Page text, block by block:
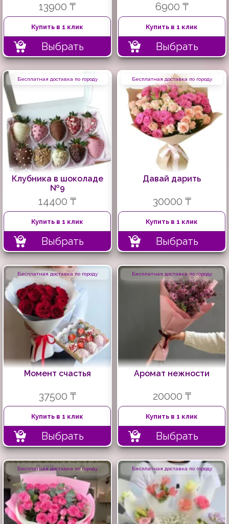
13900 ₸
Купить в 1 клик
Выбрать
6900 ₸
Купить в 1 клик
Выбрать
Бесплатная доставка по городу
Клубника в шоколаде
№9
14400 ₸
Купить в 1 клик
Выбрать
Бесплатная доставка по городу
Давай дарить
30000 ₸
Купить в 1 клик
Выбрать
Бесплатная доставка по городу
Момент счастья
37500 ₸
Купить в 1 клик
Выбрать
Бесплатная доставка по городу
Аромат нежности
20000 ₸
Купить в 1 клик
Выбрать
Бесплатная доставка по городу Бесплатная доставка по городу